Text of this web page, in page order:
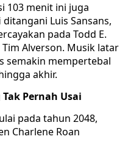
103 menit ini juga
Luis Sansans,
pada Todd E.
Alverson. Musik latar
semakin mempertebal
akhir.
Pernah Usai
pada tahun 2048,
Charlene Roan